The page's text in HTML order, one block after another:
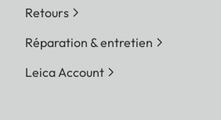
Retours
Réparation & entretien
Leica Account